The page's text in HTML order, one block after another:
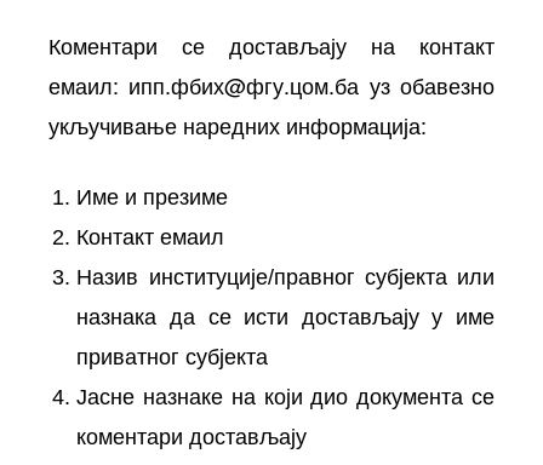
Коментари се достављају на контакт
емаил: ипп.фбих@фгу.цом.ба уз обавезно
укључивање наредних информација:
Име и презиме
Контакт емаил
Назив институције/правног субјекта или
назнака да се исти достављају у име
приватног субјекта
Јасне назнаке на који дио документа се
коментари достављају